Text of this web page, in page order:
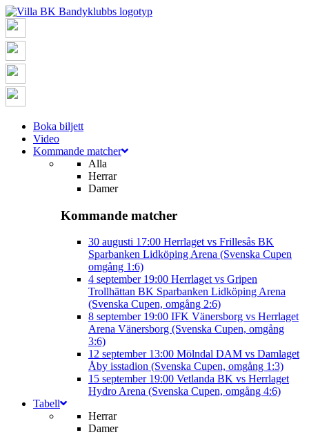
Boka biljett
Video
Kommande matcher
Alla
Herrar
Damer
Kommande matcher
30 augusti 17:00 Herrlaget vs Frillesås BK
Sparbanken Lidköping Arena (Svenska Cupen
omgång 1:6)
4 september 19:00 Herrlaget vs Gripen
Trollhättan BK Sparbanken Lidköping Arena
(Svenska Cupen, omgång 2:6)
8 september 19:00 IFK Vänersborg vs Herrlaget
Arena Vänersborg (Svenska Cupen, omgång
3:6)
12 september 13:00 Mölndal DAM vs Damlaget
Åby isstadion (Svenska Cupen, omgång 1:3)
15 september 19:00 Vetlanda BK vs Herrlaget
Hydro Arena (Svenska Cupen, omgång 4:6)
Tabell
Herrar
Damer